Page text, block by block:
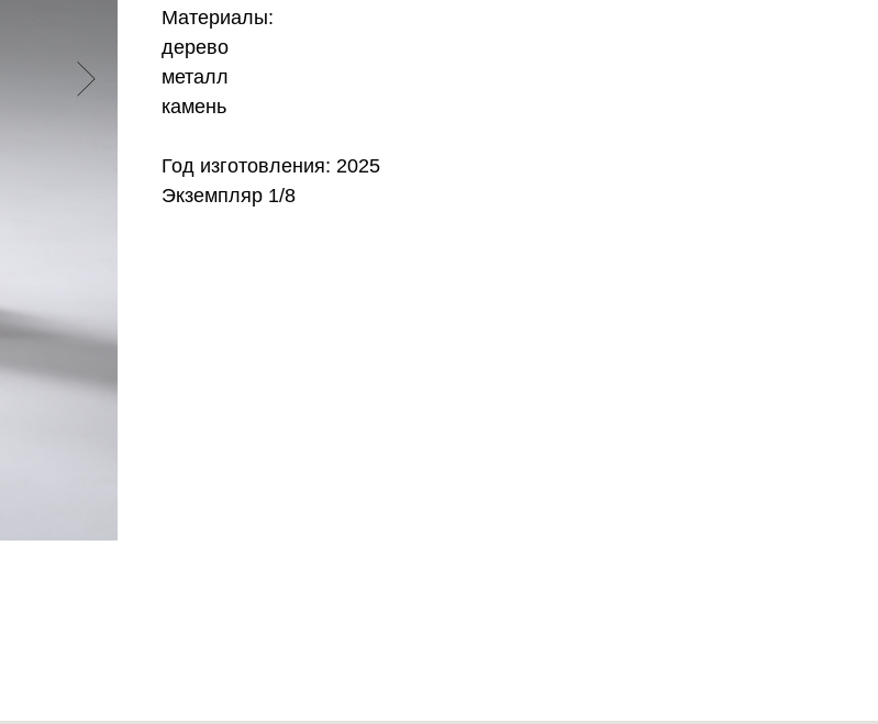
Материалы:
дерево
металл
камень
Год изготовления: 2025
Экземпляр 1/8